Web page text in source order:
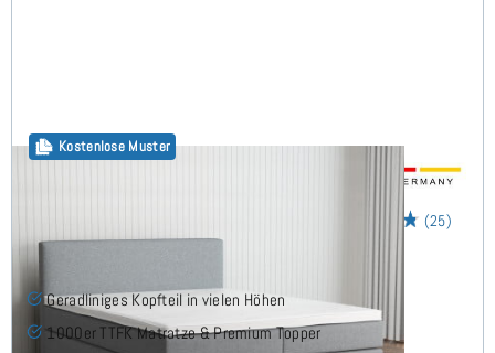
Kostenlose Muster
(25)
Geradliniges Kopfteil in vielen Höhen
1000er TTFK Matratze & Premium Topper